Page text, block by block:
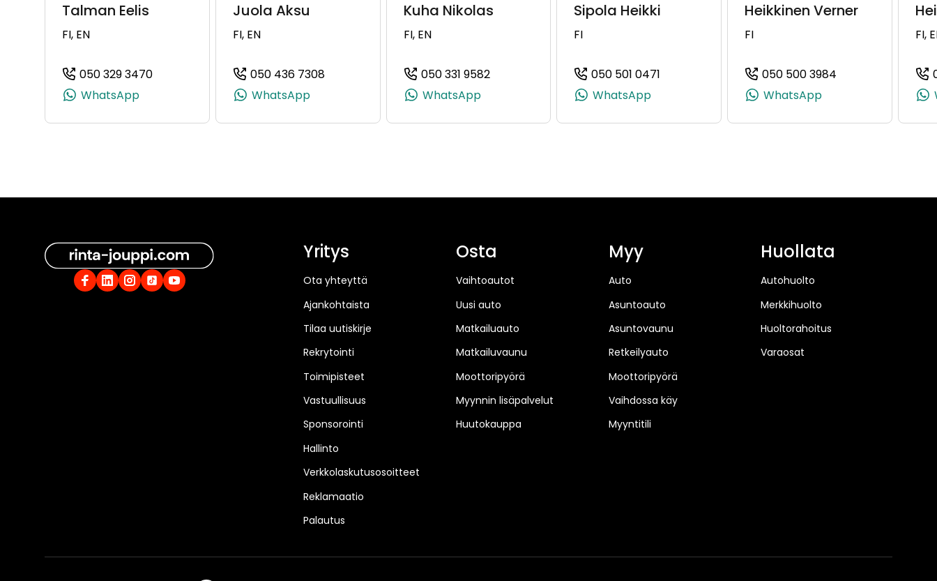
Talman Eelis
FI, EN
050 329 3470
(+358503293470, 0503293470, +358 50 329 3470)
WhatsApp
Juola Aksu
FI, EN
050 436 7308
(+358504367308, 0504367308, +358 50 436 7308)
WhatsApp
Kuha Nikolas
FI, EN
050 331 9582
(+358503319582, 0503319582, +358 50 331 9582)
WhatsApp
Sipola Heikki
FI
050 501 0471
(+358505010471, 0505010471, +358 50 501 0471)
WhatsApp
Heikkinen Verner
FI
050 500 3984
WhatsApp
FI,
Yritys
Ota yhteyttä
Ajankohtaista
Tilaa uutiskirje
Rekrytointi
Toimipisteet
Vastuullisuus
Sponsorointi
Hallinto
Verkkolaskutusosoitteet
Reklamaatio
Palautus
Osta
Vaihtoautot
Uusi auto
Matkailuauto
Matkailuvaunu
Moottoripyörä
Myynnin lisäpalvelut
Huutokauppa
Myy
Auto
Asuntoauto
Asuntovaunu
Retkeilyauto
Moottoripyörä
Vaihdossa käy
Myyntitili
Huollata
Autohuolto
Merkkihuolto
Huoltorahoitus
Varaosat